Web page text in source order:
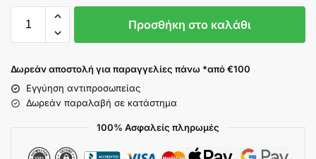
Προσθήκη στο καλάθι
Δωρεάν αποστολή για παραγγελίες πάνω *από €100
Εγγύηση αντιπροσωπείας
Δωρεάν παραλαβή σε κατάστημα
100% Ασφαλείς πληρωμές